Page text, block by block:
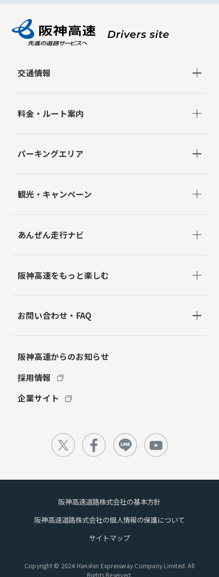
交通情報
料金・ルート案内
パーキングエリア
観光・キャンペーン
あんぜん走行ナビ
阪神高速をもっと楽しむ
お問い合わせ・FAQ
阪神高速からのお知らせ
採用情報
企業サイト
阪神高速道路株式会社の基本方針
阪神高速道路株式会社の個人情報の保護について
サイトマップ
Copyright © 2024 Hanshin Expressway Company Limited. All
Rights Reserved.